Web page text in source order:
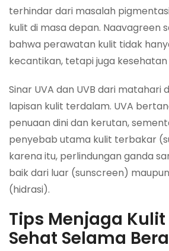
terhindar dari masalah
kulit di masa depan. Naavagreen
bahwa perawatan kulit tidak
kecantikan, tetapi juga
Sinar UVA dan UVB dari matahari
lapisan kulit terdalam. UVA
penuaan dini dan kerutan,
penyebab utama kulit terbakar
karena itu, perlindungan ganda
baik dari luar (sunscreen)
(hidrasi).
Tips Menjaga
Sehat Selama